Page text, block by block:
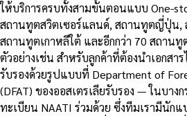
ให้บริการครบทั้งสามขั้นตอนแบบ One-
สถานทูตสวิตเซอร์แลนด์, สถานทูตญี่ปุ่น,
สถานทูตเกาหลีใต้ และอีกกว่า 70 สถาน
ตัวอย่างเช่น สำหรับลูกค้าที่ต้องนำเอกสาร
รับรองด้วยรูปแบบที่ Department of
(DFAT) ของออสเตรเลียรับรอง — ในบา
ทะเบียน NAATI ร่วมด้วย ซึ่งทีมเรามีนัก